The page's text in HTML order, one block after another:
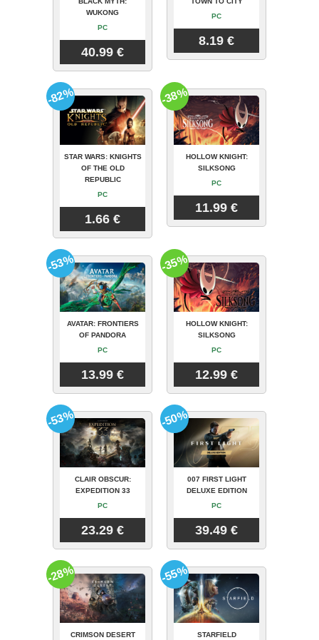
WUKONG
PC
40.99 €
PC
8.19 €
STAR WARS: KNIGHTS
OF THE OLD
REPUBLIC
PC
1.66 €
-82%
HOLLOW KNIGHT:
SILKSONG
PC
11.99 €
-38%
AVATAR: FRONTIERS
OF PANDORA
PC
13.99 €
-53%
HOLLOW KNIGHT:
SILKSONG
PC
12.99 €
-35%
CLAIR OBSCUR:
EXPEDITION 33
PC
23.29 €
-53%
007 FIRST LIGHT
DELUXE EDITION
PC
39.49 €
-50%
CRIMSON DESERT
-28%
STARFIELD
-55%